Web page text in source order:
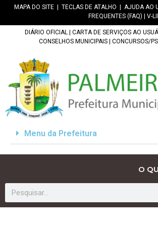
MAPA DO SITE TECLAS DE ATALHO
AJUDA AO
FREQUENTES (FAQ)
V-
DIÁRIO OFICIAL CARTA DE SERVIÇOS AO
CONSELHOS MUNICIPAIS
CONCURSOS/
Menu da Prefeitura
O